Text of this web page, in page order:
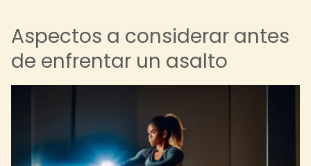
Aspectos a considerar antes
de enfrentar un asalto